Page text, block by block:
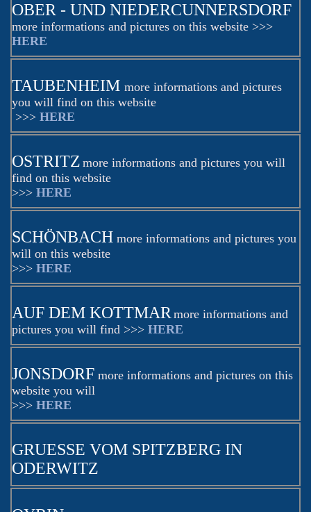
OBER - UND NIEDERCUNNERSDORF
more informations and pictures on this website >>>
HERE
TAUBENHEIM more informations and pictures
you will find on this website
>>> HERE
OSTRITZ more informations and pictures you will
find on this website
>>> HERE
SCHÖNBACH more informations and pictures you
will on this website
>>> HERE
AUF DEM KOTTMAR more informations and
pictures you will find >>> HERE
JONSDORF more informations and pictures on this
website you will
>>> HERE
GRUESSE VOM SPITZBERG IN
ODERWITZ